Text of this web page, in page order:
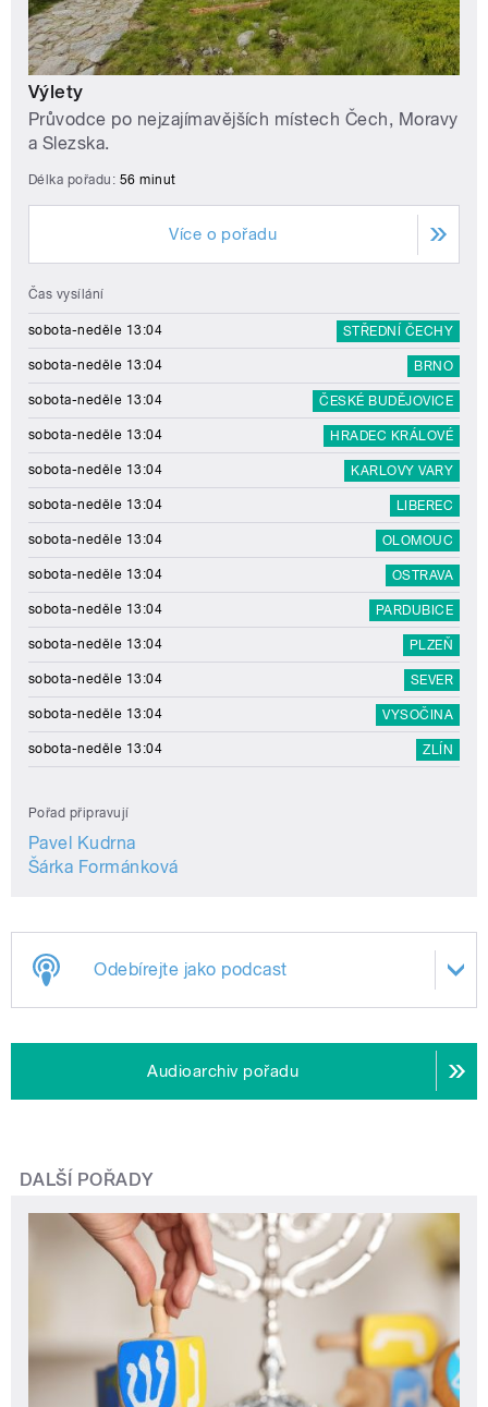
Výlety
Průvodce po nejzajímavějších místech Čech, Moravy
a Slezska.
Délka pořadu: 56 minut
Více o pořadu
Čas vysílání
sobota-neděle 13:04 STŘEDNÍ ČECHY
sobota-neděle 13:04 BRNO
sobota-neděle 13:04 ČESKÉ BUDĚJOVICE
sobota-neděle 13:04 HRADEC KRÁLOVÉ
sobota-neděle 13:04 KARLOVY VARY
sobota-neděle 13:04 LIBEREC
sobota-neděle 13:04 OLOMOUC
sobota-neděle 13:04 OSTRAVA
sobota-neděle 13:04 PARDUBICE
sobota-neděle 13:04 PLZEŇ
sobota-neděle 13:04 SEVER
sobota-neděle 13:04 VYSOČINA
sobota-neděle 13:04 ZLÍN
Pořad připravují
Pavel Kudrna
Šárka Formánková
Odebírejte jako podcast
Audioarchiv pořadu
DALŠÍ POŘADY